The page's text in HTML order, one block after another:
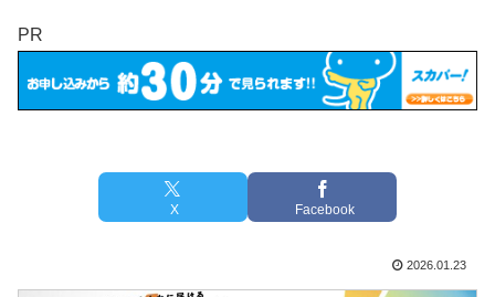
PR
X Facebook
2026.01.23